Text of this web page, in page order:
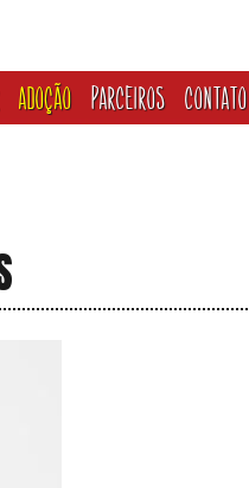
ADOÇÃO PARCEIROS CONTATO